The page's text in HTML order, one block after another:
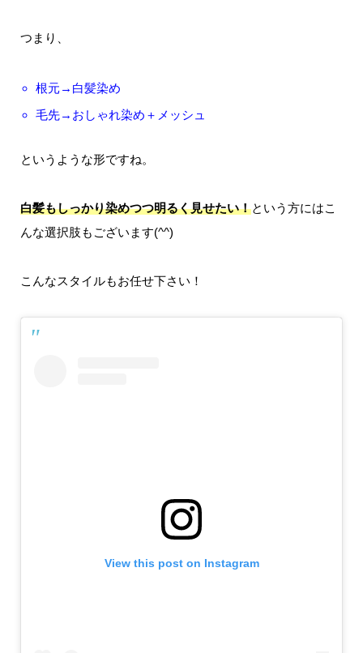
つまり、
根元→白髪染め
毛先→おしゃれ染め＋メッシュ
というような形ですね。
白髪もしっかり染めつつ明るく見せたい！という方にはこ
んな選択肢もございます(^^)
こんなスタイルもお任せ下さい！
View this post on Instagram